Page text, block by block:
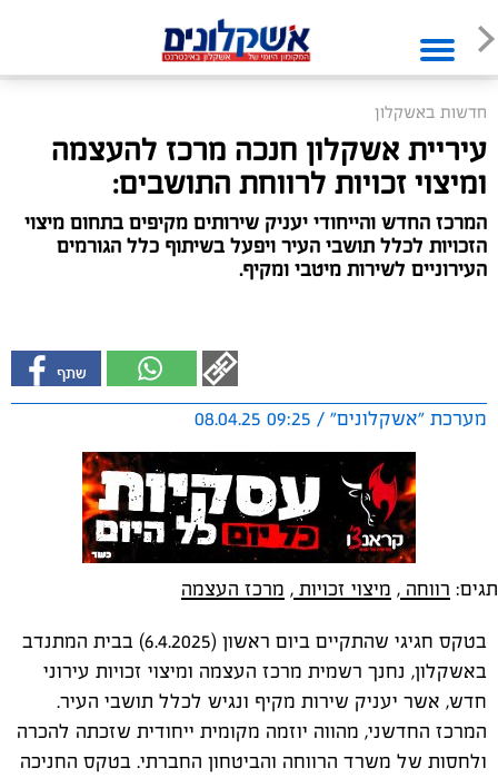
חדשות באשקלון
עיריית אשקלון חנכה מרכז להעצמה
ומיצוי זכויות לרווחת התושבים:
המרכז החדש והייחודי יעניק שירותים מקיפים בתחום מיצוי
הזכויות לכלל תושבי העיר ויפעל בשיתוף כלל הגורמים
העירוניים לשירות מיטבי ומקיף.
מערכת "אשקלונים" / 09:25 08.04.25
תגים: רווחה , מיצוי זכויות , מרכז העצמה
בטקס חגיגי שהתקיים ביום ראשון (6.4.2025) בבית המתנדב
באשקלון, נחנך רשמית מרכז העצמה ומיצוי זכויות עירוני
חדש, אשר יעניק שירות מקיף ונגיש לכלל תושבי העיר.
המרכז החדשני, מהווה יוזמה מקומית ייחודית שזכתה להכרה
ולחסות של משרד הרווחה והביטחון החברתי. בטקס החניכה